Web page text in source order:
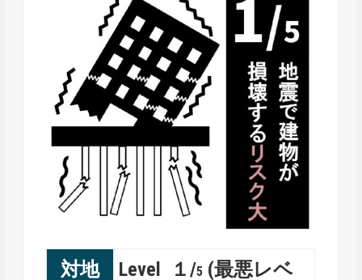
対地
Level １/5 (最悪レベ